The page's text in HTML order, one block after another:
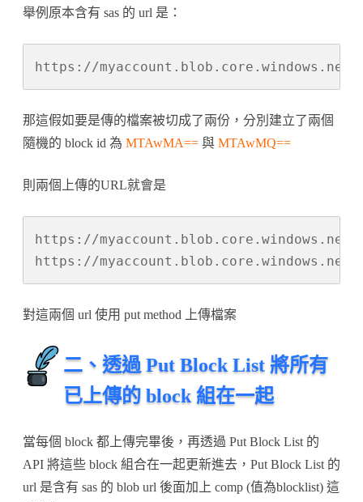
舉例原本含有 sas 的 url 是：
https://myaccount.blob.core.windows.net/
那這假如要是傳的檔案被切成了兩份，分別建立了兩個
隨機的 block id 為 MTAwMA== 與 MTAwMQ==
則兩個上傳的URL就會是
https://myaccount.blob.core.windows.net/
https://myaccount.blob.core.windows.net/
對這兩個 url 使用 put method 上傳檔案
二、透過 Put Block List 將所有
已上傳的 block 組在一起
當每個 block 都上傳完畢後，再透過 Put Block List 的
API 將這些 block 組合在一起更新進去，Put Block List 的
url 是含有 sas 的 blob url 後面加上 comp (值為blocklist) 這